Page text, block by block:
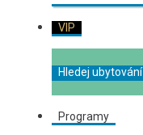
VIP
Hledej ubytování
Programy